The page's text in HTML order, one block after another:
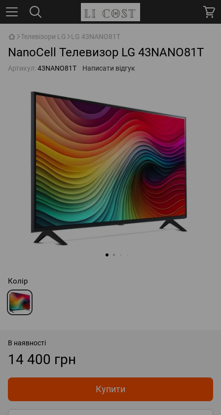
Телевізори LG LG 43NANO81T
NanoCell Телевизор LG 43NANO81T
Артикул: 43NANO81T Написати відгук
Колір
В наявності
14 400 грн
Купити